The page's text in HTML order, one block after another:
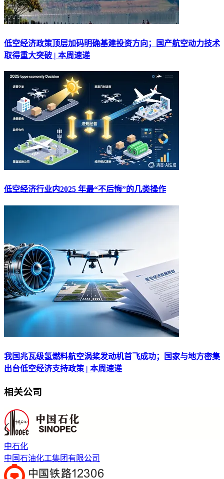
低空经济政策顶层加码明确基建投资方向；国产航空动力技术
取得重大突破 | 本周速递
低空经济行业内2025 年最“不后悔”的几类操作
我国兆瓦级氢燃料航空涡桨发动机首飞成功；国家与地方密集
出台低空经济支持政策 | 本周速递
相关公司
中石化
中国石油化工集团有限公司